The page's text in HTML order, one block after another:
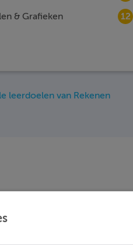
& Grafieken 12
leerdoelen van Rekenen
op de middelbare